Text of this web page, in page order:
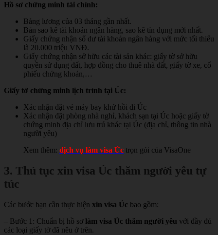
Hồ sơ chứng minh tài chính:
Bảng lương của 03 tháng gần nhất.
Bản sao kê tài khoản ngân hàng, sao kê tín dụng mới nhất.
Giấy chứng nhận số dư tài khoản ngân hàng với mức tối thiểu
là 20.000 triệu VNĐ.
Giấy chứng nhận sở hữu các tài sản khác: giấy tờ sở hữu
quyền sử dụng đất, hợp đồng cho thuê nhà đất, giấy tờ xe, cổ
phiếu chứng khoán,…
Giấy tờ chứng minh lịch trình tại Úc:
Xác nhận đặt vé máy bay khứ hồi đi Úc
Xác nhận đặt phòng nhà nghỉ, khách sạn tại Úc hoặc giấy tờ
chứng minh địa chỉ lưu trú khác tại Úc (địa chỉ, thông tin nhà
người yêu)
Xem thêm: dịch vụ làm visa Úc trọn gói của VisaOne
3. Thủ tục xin visa Úc thăm người yêu tự
túc
Các bước bạn cần thực hiện xin visa Úc bao gồm:
– Bước 1: Chuẩn bị hồ sơ làm visa Úc thăm người yêu với đầy đủ
các loại giấy tờ đã nêu ở trên.